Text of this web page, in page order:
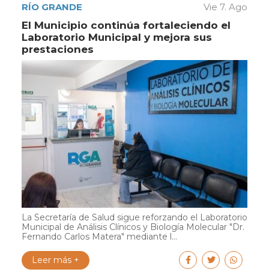
RÍO GRANDE Vie 7. Ago
El Municipio continúa fortaleciendo el
Laboratorio Municipal y mejora sus
prestaciones
La Secretaría de Salud sigue reforzando el Laboratorio
Municipal de Análisis Clínicos y Biología Molecular "Dr.
Fernando Carlos Matera" mediante l...
Leer más +